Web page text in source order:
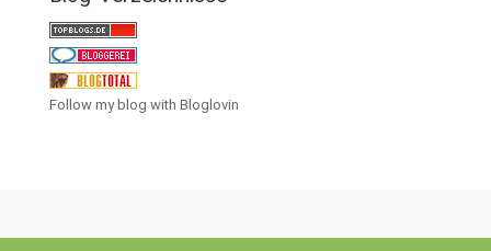
Follow my blog with Bloglovin